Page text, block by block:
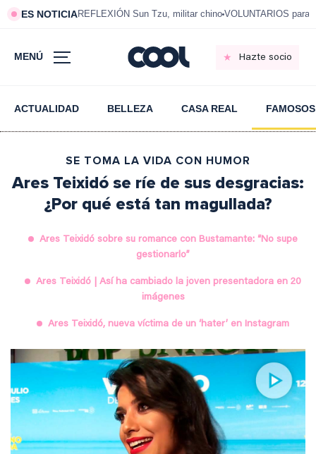
ES NOTICIAREFLEXIÓN Sun Tzu, militar chino VOLUNTARIOS para
MENÚ Hazte socio
ACTUALIDAD BELLEZA CASA REAL FAMOSOS
SE TOMA LA VIDA CON HUMOR
Ares Teixidó se ríe de sus desgracias:
¿Por qué está tan magullada?
Ares Teixidó sobre su romance con Bustamante: “No supe
gestionarlo”
Ares Teixidó | Así ha cambiado la joven presentadora en 20
imágenes
Ares Teixidó, nueva víctima de un ‘hater’ en Instagram